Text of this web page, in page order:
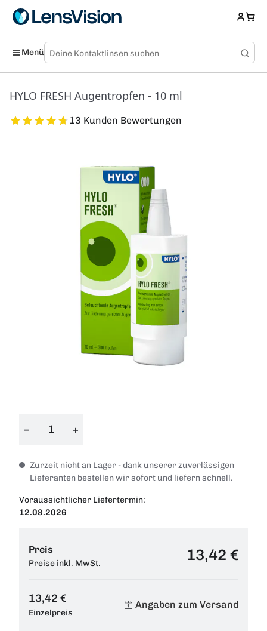
Menü
HYLO FRESH Augentropfen - 10 ml
13 Kunden Bewertungen
− +
Zurzeit nicht an Lager - dank unserer zuverlässigen
Lieferanten bestellen wir sofort und liefern schnell.
Voraussichtlicher Liefertermin:
12.08.2026
Preis
Preise inkl. MwSt. 13,42 €
13,42 €
Einzelpreis
Angaben zum Versand